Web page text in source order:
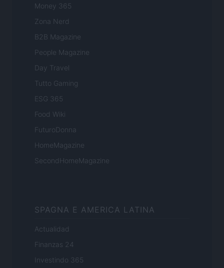
Money 365
Zona Nerd
B2B Magazine
People Magazine
Day Travel
Tutto Gaming
ESG 365
Food Wiki
FuturoDonna
HomeMagazine
SecondHomeMagazine
SPAGNA E AMERICA LATINA
Actualidad
Finanzas 24
Investindo 365